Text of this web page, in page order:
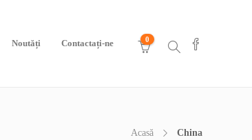
Noutăți Contactați-ne 0
Acasă China